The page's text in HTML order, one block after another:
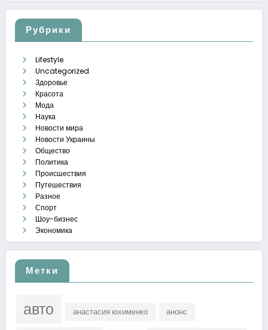
Рубрики
Lifestyle
Uncategorized
Здоровье
Красота
Мода
Наука
Новости мира
Новости Украины
Общество
Политика
Происшествия
Путешествия
Разное
Спорт
Шоу-бизнес
Экономика
Метки
авто анастасия юхименко анонс